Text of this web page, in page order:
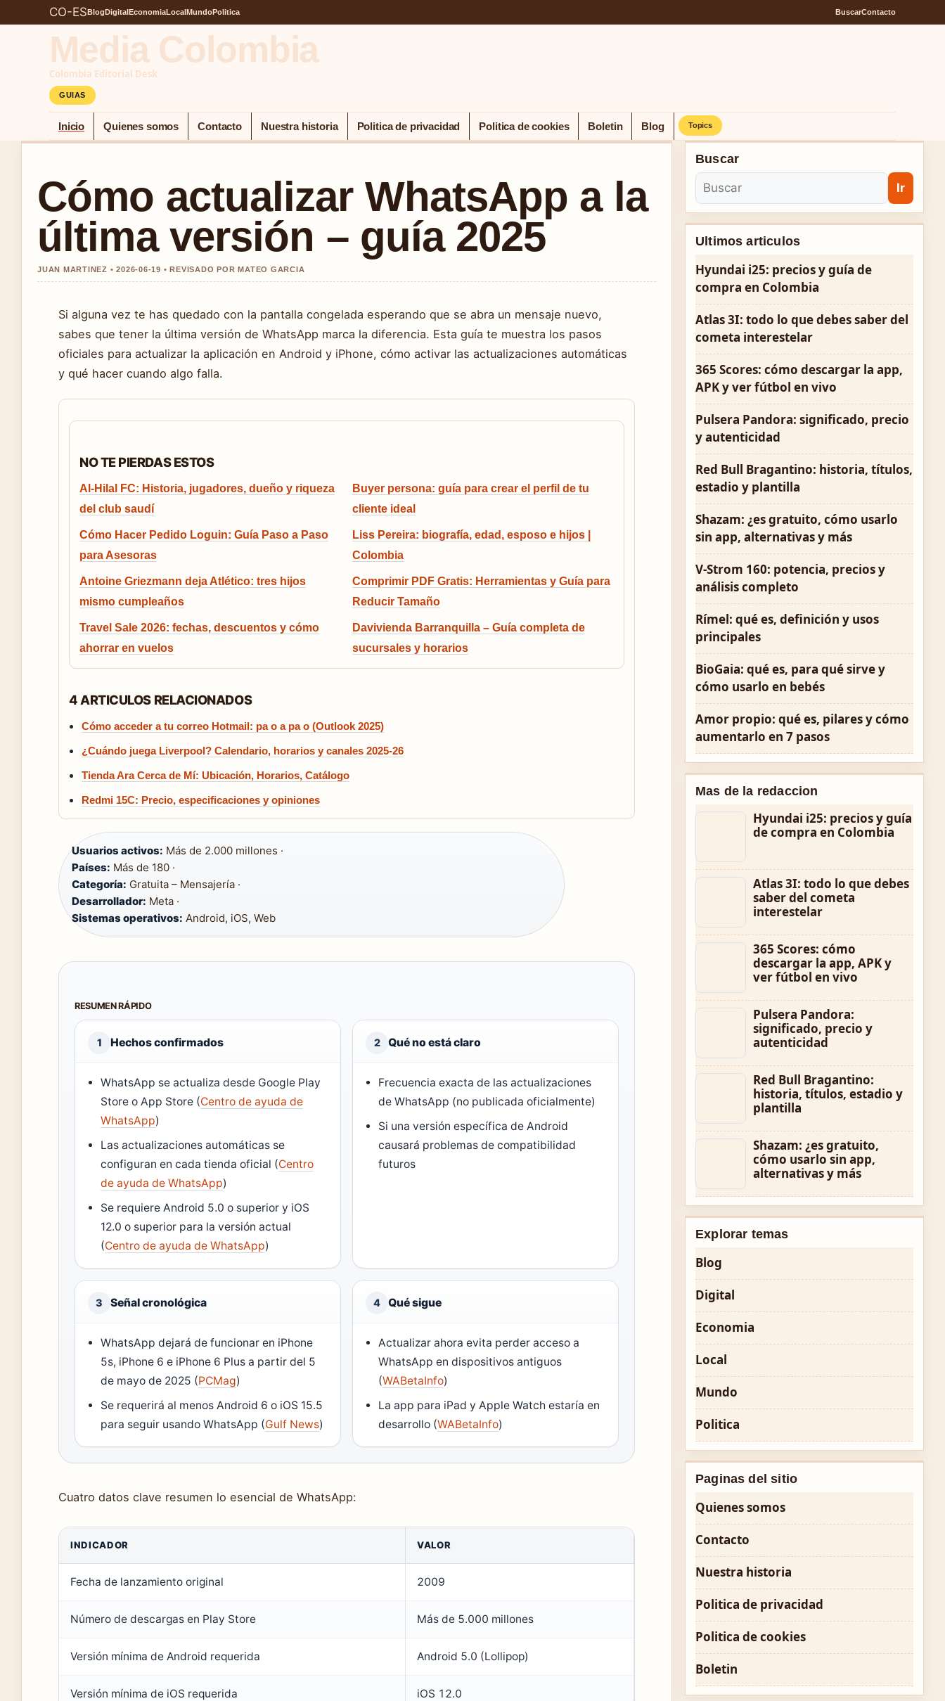
CO-ESBlogDigitalEconomiaLocalMundoPolitica BuscarContacto
Media Colombia
Colombia Editorial Desk
GUIAS
Inicio Quienes somos Contacto Nuestra historia Politica de privacidad Politica de cookies Boletin Blog Topics
Cómo actualizar WhatsApp a la
última versión – guía 2025
JUAN MARTINEZ • 2026-06-19 • REVISADO POR MATEO GARCIA
Si alguna vez te has quedado con la pantalla congelada esperando que se abra un mensaje nuevo,
sabes que tener la última versión de WhatsApp marca la diferencia. Esta guía te muestra los pasos
oficiales para actualizar la aplicación en Android y iPhone, cómo activar las actualizaciones automáticas
y qué hacer cuando algo falla.
NO TE PIERDAS ESTOS
Al-Hilal FC: Historia, jugadores, dueño y riqueza
del club saudí
Buyer persona: guía para crear el perfil de tu
cliente ideal
Cómo Hacer Pedido Loguin: Guía Paso a Paso
para Asesoras
Liss Pereira: biografía, edad, esposo e hijos |
Colombia
Antoine Griezmann deja Atlético: tres hijos
mismo cumpleaños
Comprimir PDF Gratis: Herramientas y Guía para
Reducir Tamaño
Travel Sale 2026: fechas, descuentos y cómo
ahorrar en vuelos
Davivienda Barranquilla – Guía completa de
sucursales y horarios
4 ARTICULOS RELACIONADOS
Cómo acceder a tu correo Hotmail: pa o a pa o (Outlook 2025)
¿Cuándo juega Liverpool? Calendario, horarios y canales 2025-26
Tienda Ara Cerca de Mí: Ubicación, Horarios, Catálogo
Redmi 15C: Precio, especificaciones y opiniones
Usuarios activos: Más de 2.000 millones ·
Países: Más de 180 ·
Categoría: Gratuita – Mensajería ·
Desarrollador: Meta ·
Sistemas operativos: Android, iOS, Web
RESUMEN RÁPIDO
1 Hechos confirmados
WhatsApp se actualiza desde Google Play
Store o App Store (Centro de ayuda de
WhatsApp)
Las actualizaciones automáticas se
configuran en cada tienda oficial (Centro
de ayuda de WhatsApp)
Se requiere Android 5.0 o superior y iOS
12.0 o superior para la versión actual
(Centro de ayuda de WhatsApp)
2 Qué no está claro
Frecuencia exacta de las actualizaciones
de WhatsApp (no publicada oficialmente)
Si una versión específica de Android
causará problemas de compatibilidad
futuros
3 Señal cronológica
WhatsApp dejará de funcionar en iPhone
5s, iPhone 6 e iPhone 6 Plus a partir del 5
de mayo de 2025 (PCMag)
Se requerirá al menos Android 6 o iOS 15.5
para seguir usando WhatsApp (Gulf News)
4 Qué sigue
Actualizar ahora evita perder acceso a
WhatsApp en dispositivos antiguos
(WABetaInfo)
La app para iPad y Apple Watch estaría en
desarrollo (WABetaInfo)
Cuatro datos clave resumen lo esencial de WhatsApp:
INDICADOR VALOR
Fecha de lanzamiento original 2009
Número de descargas en Play Store Más de 5.000 millones
Versión mínima de Android requerida Android 5.0 (Lollipop)
Versión mínima de iOS requerida iOS 12.0
Buscar
Ir
Ultimos articulos
Hyundai i25: precios y guía de
compra en Colombia
Atlas 3I: todo lo que debes saber del
cometa interestelar
365 Scores: cómo descargar la app,
APK y ver fútbol en vivo
Pulsera Pandora: significado, precio
y autenticidad
Red Bull Bragantino: historia, títulos,
estadio y plantilla
Shazam: ¿es gratuito, cómo usarlo
sin app, alternativas y más
V-Strom 160: potencia, precios y
análisis completo
Rímel: qué es, definición y usos
principales
BioGaia: qué es, para qué sirve y
cómo usarlo en bebés
Amor propio: qué es, pilares y cómo
aumentarlo en 7 pasos
Mas de la redaccion
Hyundai i25: precios y guía
de compra en Colombia
Atlas 3I: todo lo que debes
saber del cometa
interestelar
365 Scores: cómo
descargar la app, APK y
ver fútbol en vivo
Pulsera Pandora:
significado, precio y
autenticidad
Red Bull Bragantino:
historia, títulos, estadio y
plantilla
Shazam: ¿es gratuito,
cómo usarlo sin app,
alternativas y más
Explorar temas
Blog
Digital
Economia
Local
Mundo
Politica
Paginas del sitio
Quienes somos
Contacto
Nuestra historia
Politica de privacidad
Politica de cookies
Boletin